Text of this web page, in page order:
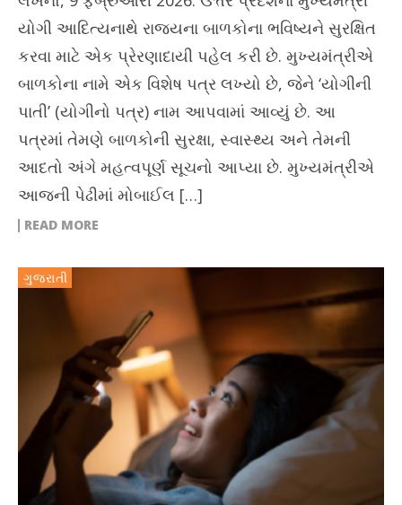
યોગી આદિત્યનાથે રાજ્યના બાળકોના ભવિષ્યને સુરક્ષિત
કરવા માટે એક પ્રેરણાદાયી પહેલ કરી છે. મુખ્યમંત્રીએ
બાળકોના નામે એક વિશેષ પત્ર લખ્યો છે, જેને ‘યોગીની
પાતી’ (યોગીનો પત્ર) નામ આપવામાં આવ્યું છે. આ
પત્રમાં તેમણે બાળકોની સુરક્ષા, સ્વાસ્થ્ય અને તેમની
આદતો અંગે મહત્વપૂર્ણ સૂચનો આપ્યા છે. મુખ્યમંત્રીએ
આજની પેઢીમાં મોબાઈલ […]
READ MORE
ગુજરાતી